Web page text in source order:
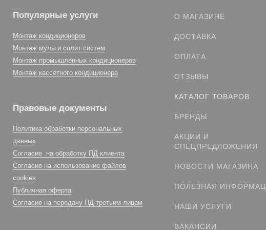
Популярные услуги
Монтаж кондиционеров
Монтаж мульти сплит систем
Монтаж промышленных кондиционеров
Монтаж кассетного кондиционера
Правовые документы
Политика обработки персональных
данных
Согласие на обработку ПД клиента
Согласие на использование файлов
cookies
Публичная оферта
Согласие на передачу ПД третьим лицам
О МАГАЗИНЕ
ДОСТАВКА
ОПЛАТА
ОТЗЫВЫ
КАТАЛОГ ТОВАРОВ
БРЕНДЫ
АКЦИИ И
СПЕЦПРЕДЛОЖЕНИЯ
НОВОСТИ МАГАЗИНА
ПОЛЕЗНАЯ
НАШИ УСЛУГИ
ВАКАНСИИ